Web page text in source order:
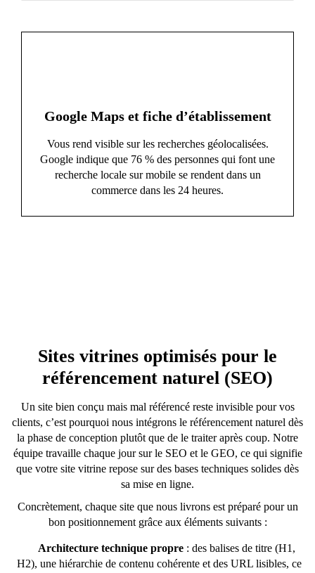
Google Maps et fiche d’établissement
Vous rend visible sur les recherches géolocalisées.
Google indique que 76 % des personnes qui font une
recherche locale sur mobile se rendent dans un
commerce dans les 24 heures.
Sites vitrines optimisés pour le
référencement naturel (SEO)
Un site bien conçu mais mal référencé reste invisible pour vos
clients, c’est pourquoi nous intégrons le référencement naturel dès
la phase de conception plutôt que de le traiter après coup. Notre
équipe travaille chaque jour sur le SEO et le GEO, ce qui signifie
que votre site vitrine repose sur des bases techniques solides dès
sa mise en ligne.
Concrètement, chaque site que nous livrons est préparé pour un
bon positionnement grâce aux éléments suivants :
Architecture technique propre: des balises de titre (H1,
H2), une hiérarchie de contenu cohérente et des URL lisibles, ce